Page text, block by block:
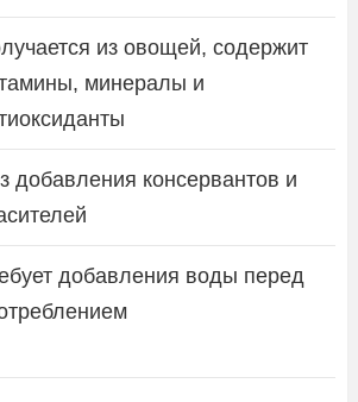
из овощей, содержит
минералы и
добавления консервантов и
добавления воды перед